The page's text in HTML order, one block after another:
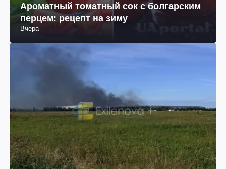
Ароматный томатный сок с болгарским
перцем: рецепт на зиму
Вчера